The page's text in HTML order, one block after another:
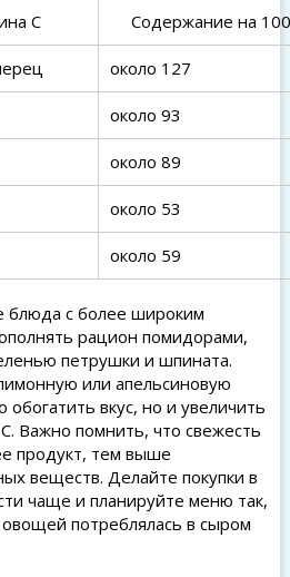
C Содержание на 100
около 127
около 93
около 89
около 53
около 59
блюда с более широким
рацион помидорами,
петрушки и шпината.
или апельсиновую
вкус, но и увеличить
Важно помнить, что свежесть
продукт, тем выше
веществ. Делайте покупки в
чаще и планируйте меню так,
потреблялась в сыром